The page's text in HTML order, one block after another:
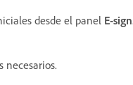
desde el panel E-sign.
necesarios.